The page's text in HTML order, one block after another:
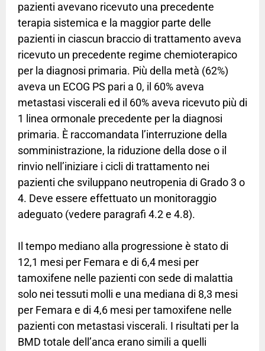
pazienti avevano ricevuto una precedente
terapia sistemica e la maggior parte delle
pazienti in ciascun braccio di trattamento aveva
ricevuto un precedente regime chemioterapico
per la diagnosi primaria. Più della metà (62%)
aveva un ECOG PS pari a 0, il 60% aveva
metastasi viscerali ed il 60% aveva ricevuto più di
1 linea ormonale precedente per la diagnosi
primaria. È raccomandata l’interruzione della
somministrazione, la riduzione della dose o il
rinvio nell’iniziare i cicli di trattamento nei
pazienti che sviluppano neutropenia di Grado 3 o
4. Deve essere effettuato un monitoraggio
adeguato (vedere paragrafi 4.2 e 4.8).
Il tempo mediano alla progressione è stato di
12,1 mesi per Femara e di 6,4 mesi per
tamoxifene nelle pazienti con sede di malattia
solo nei tessuti molli e una mediana di 8,3 mesi
per Femara e di 4,6 mesi per tamoxifene nelle
pazienti con metastasi viscerali. I risultati per la
BMD totale dell’anca erano simili a quelli